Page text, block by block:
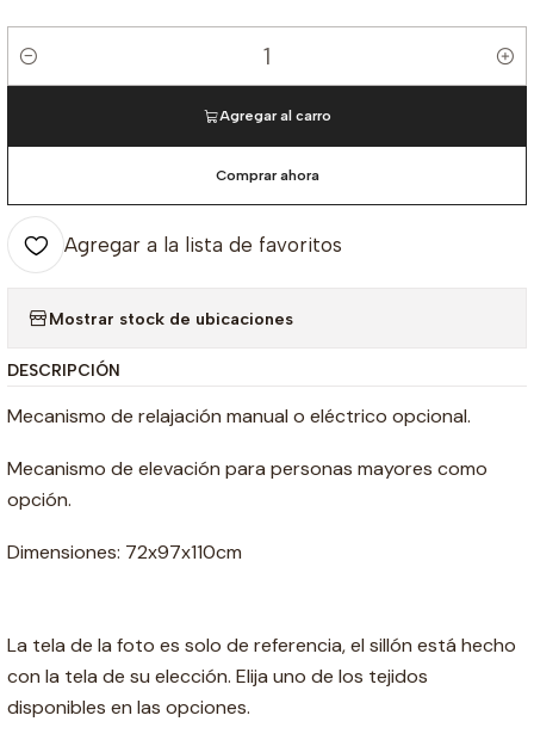
Cantidad
Agregar al carro
Comprar ahora
Agregar a la lista de favoritos
Mostrar stock de ubicaciones
DESCRIPCIÓN
Mecanismo de relajación manual o eléctrico opcional.
Mecanismo de elevación para personas mayores como
opción.
Dimensiones: 72x97x110cm
La tela de la foto es solo de referencia, el sillón está hecho
con la tela de su elección. Elija uno de los tejidos
disponibles en las opciones.